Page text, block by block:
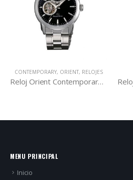
CONTEMPORARY, ORIENT, RELOJES
Reloj Orient Contemporary DA02002B
MENU PRINCIPAL
Inicio